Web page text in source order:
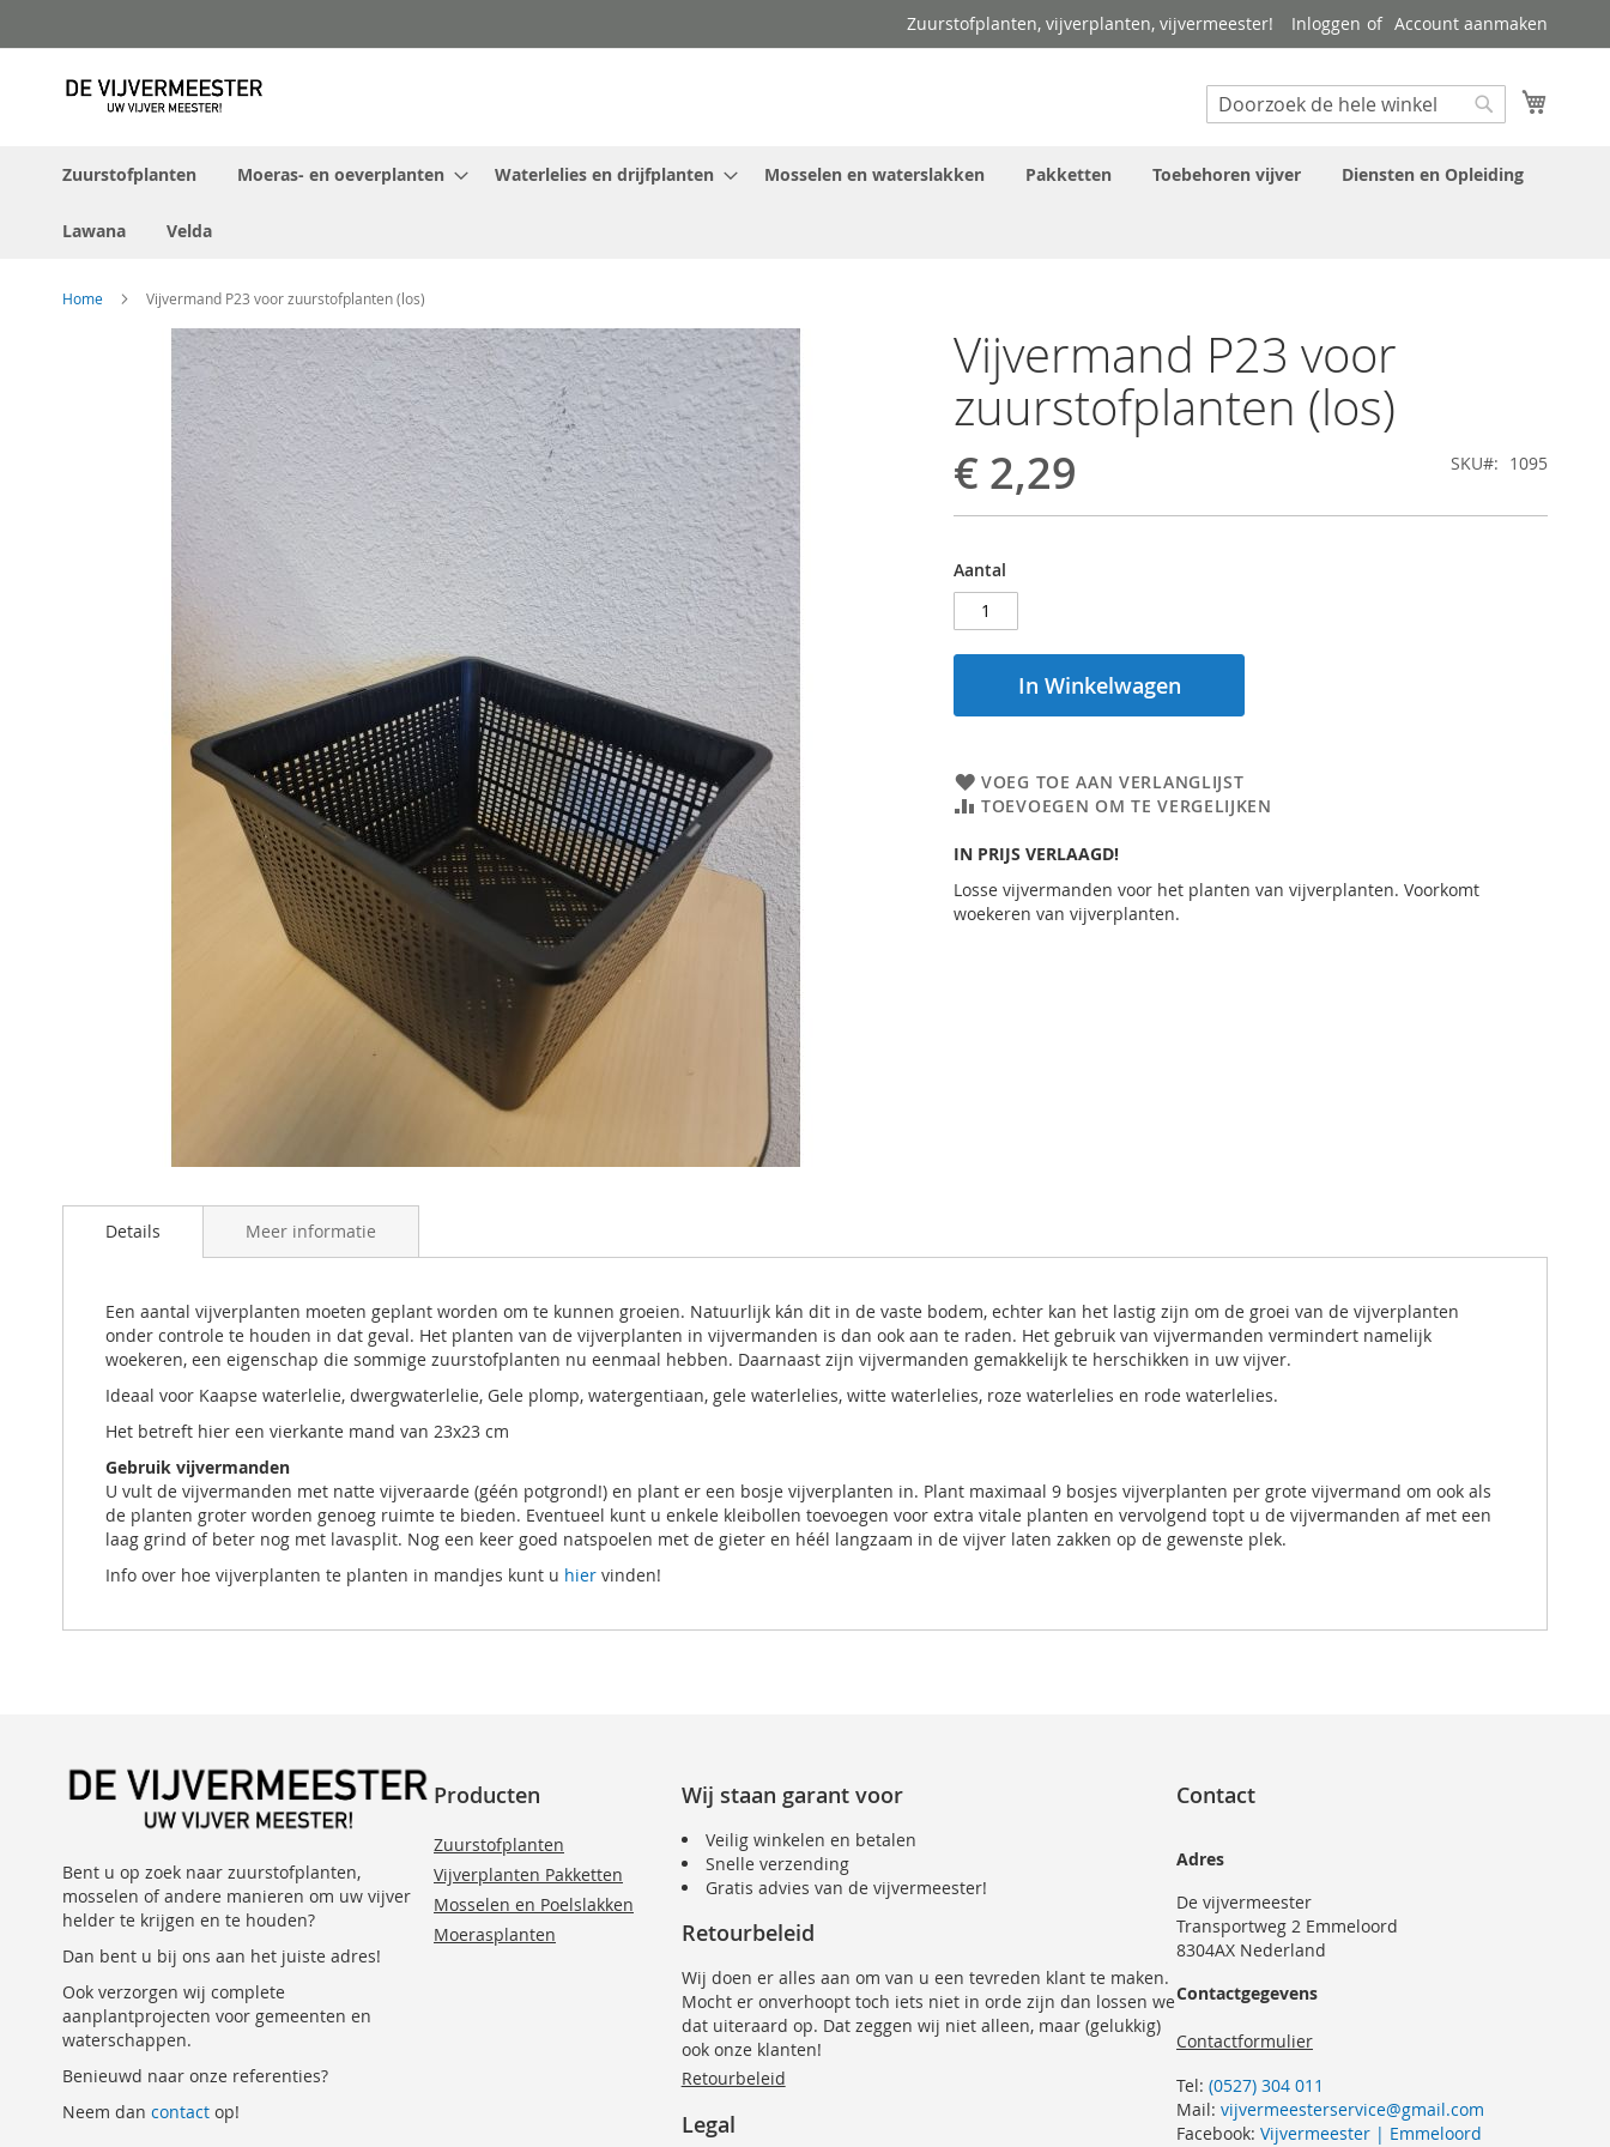
naar
inhoud
Zuurstofplanten, vijverplanten, vijvermeester! Inloggen Account aanmaken
Search
Search
Zuurstofplanten Moeras- en oeverplanten Waterlelies en drijfplanten Mosselen en waterslakken Pakketten Toebehoren vijver Diensten en Opleiding
Lawana Velda
Home Vijvermand P23 voor zuurstofplanten (los)
Vijvermand P23 voor
zuurstofplanten (los)
€ 2,29 SKU 1095
Aantal
In Winkelwagen
VOEG TOE AAN VERLANGLIJST
TOEVOEGEN OM TE VERGELIJKEN
IN PRIJS VERLAAGD!
Losse vijvermanden voor het planten van vijverplanten. Voorkomt
woekeren van vijverplanten.
naar
afbeeldingen-
gallerij
Details
Een aantal vijverplanten moeten geplant worden om te kunnen groeien. Natuurlijk kán dit in de vaste bodem, echter kan het lastig zijn om de groei van de vijverplanten
onder controle te houden in dat geval. Het planten van de vijverplanten in vijvermanden is dan ook aan te raden. Het gebruik van vijvermanden vermindert namelijk
woekeren, een eigenschap die sommige zuurstofplanten nu eenmaal hebben. Daarnaast zijn vijvermanden gemakkelijk te herschikken in uw vijver.
Ideaal voor Kaapse waterlelie, dwergwaterlelie, Gele plomp, watergentiaan, gele waterlelies, witte waterlelies, roze waterlelies en rode waterlelies.
Het betreft hier een vierkante mand van 23x23 cm
Gebruik vijvermanden
U vult de vijvermanden met natte vijveraarde (géén potgrond!) en plant er een bosje vijverplanten in. Plant maximaal 9 bosjes vijverplanten per grote vijvermand om ook als
de planten groter worden genoeg ruimte te bieden. Eventueel kunt u enkele kleibollen toevoegen voor extra vitale planten en vervolgend topt u de vijvermanden af met een
laag grind of beter nog met lavasplit. Nog een keer goed natspoelen met de gieter en héél langzaam in de vijver laten zakken op de gewenste plek.
Info over hoe vijverplanten te planten in mandjes kunt u hier vinden!
Meer informatie
Bent u op zoek naar zuurstofplanten,
mosselen of andere manieren om uw vijver
helder te krijgen en te houden?
Dan bent u bij ons aan het juiste adres!
Ook verzorgen wij complete
aanplantprojecten voor gemeenten en
waterschappen.
Benieuwd naar onze referenties?
Neem dan contact op!
Producten
Zuurstofplanten
Vijverplanten Pakketten
Mosselen en Poelslakken
Moerasplanten
Wij staan garant voor
Veilig winkelen en betalen
Snelle verzending
Gratis advies van de vijvermeester!
Retourbeleid
Wij doen er alles aan om van u een tevreden klant te maken.
Mocht er onverhoopt toch iets niet in orde zijn dan lossen we
dat uiteraard op. Dat zeggen wij niet alleen, maar (gelukkig)
ook onze klanten!
Retourbeleid
Legal
Contact
Adres
De vijvermeester
Transportweg 2 Emmeloord
8304AX Nederland
Contactgegevens
Contactformulier
Tel: (0527) 304 011
Mail: vijvermeesterservice@gmail.com
Facebook: Vijvermeester | Emmeloord